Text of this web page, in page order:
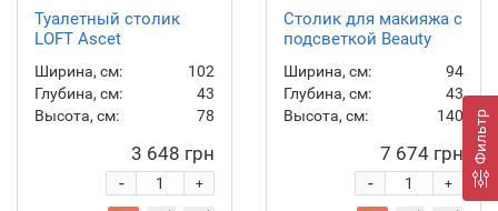
Фильтр
Туалетный столик
LOFT Asсet
Ширина, см:
102
Глубина, см:
43
Высота, см:
78
3 648 грн
+
-
Столик для макияжа с
подсветкой Beauty
Ширина, см:
94
Глубина, см:
43
Высота, см:
140
7 674 грн
+
-